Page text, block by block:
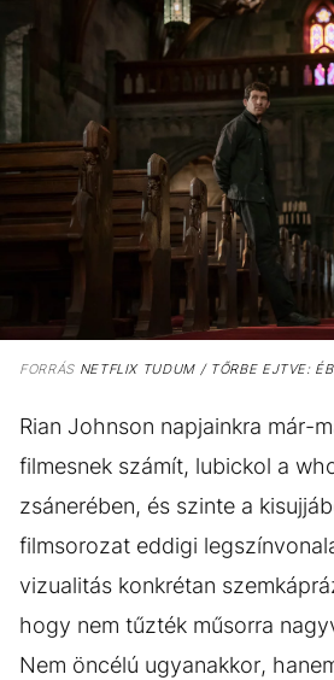
FORRÁSNETFLIX TUDUM / TŐRBE EJTVE:
Rian Johnson napjainkra már-
filmesnek számít, lubickol a
zsánerében, és szinte a
filmsorozat eddigi
vizualitás konkrétan
hogy nem tűzték műsorra
Nem öncélú ugyanakkor,